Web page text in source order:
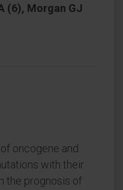
(6), Morgan GJ
oncogene and
with their
the prognosis of